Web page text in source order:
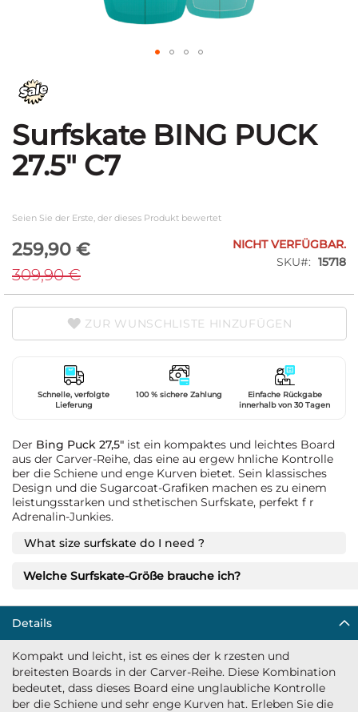
Anfang
der
Bildgalerie
springen
Surfskate BING PUCK
27.5" C7
Seien Sie der Erste, der dieses Produkt bewertet
Special
Price
259,90 €
309,90 €
NICHT VERFÜGBAR.
SKU
15718
ZUR WUNSCHLISTE HINZUFÜGEN
Schnelle, verfolgte
Lieferung
100 % sichere Zahlung
Einfache Rückgabe
innerhalb von 30 Tagen
Der Bing Puck 27,5" ist ein kompaktes und leichtes Board
aus der Carver-Reihe, das eine au ergew hnliche Kontrolle
ber die Schiene und enge Kurven bietet. Sein klassisches
Design und die Sugarcoat-Grafiken machen es zu einem
leistungsstarken und sthetischen Surfskate, perfekt f r
Adrenalin-Junkies.
What size surfskate do I need ?
Welche Surfskate-Größe brauche ich?
Details
Kompakt und leicht, ist es eines der k rzesten und
breitesten Boards in der Carver-Reihe. Diese Kombination
bedeutet, dass dieses Board eine unglaubliche Kontrolle
ber die Schiene und sehr enge Kurven hat. Erleben Sie die